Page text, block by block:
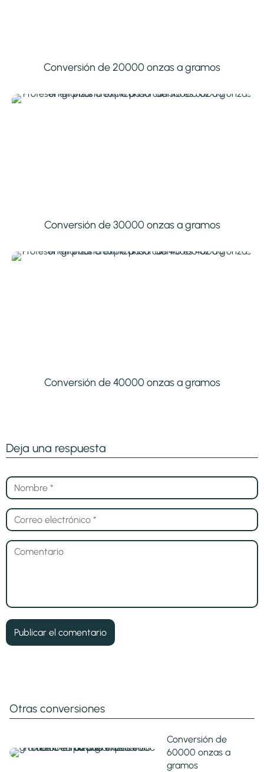
Conversión de 20000 onzas a gramos
Conversión de 30000 onzas a gramos
Conversión de 40000 onzas a gramos
Deja una respuesta
Otras conversiones
Conversión de
60000 onzas a
gramos